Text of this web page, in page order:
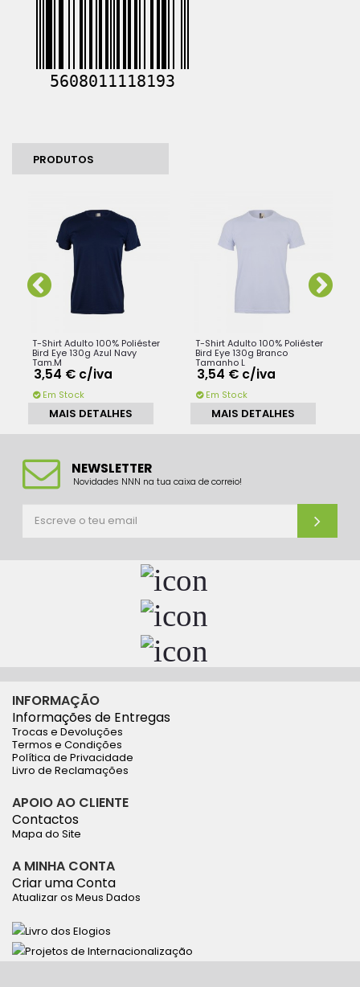
PRODUTOS
T-Shirt Adulto 100% Poliéster
Bird Eye 130g Azul Navy
Tam.M
3,54 € c/iva
Em Stock
MAIS DETALHES
T-Shirt Adulto 100% Poliéster
Bird Eye 130g Branco
Tamanho L
3,54 € c/iva
Em Stock
MAIS DETALHES
NEWSLETTER
Novidades NNN na tua caixa de correio!
INFORMAÇÃO
Informações de Entregas
Trocas e Devoluções
Termos e Condições
Política de Privacidade
Livro de Reclamações
APOIO AO CLIENTE
Contactos
Mapa do Site
A MINHA CONTA
Criar uma Conta
Atualizar os Meus Dados